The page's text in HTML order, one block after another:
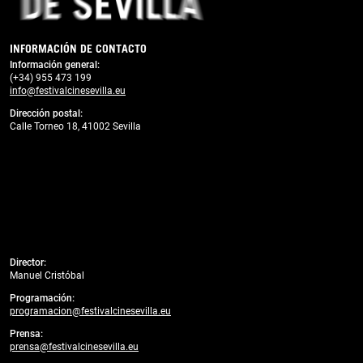
INFORMACIÓN DE CONTACTO
Información general:
(+34) 955 473 199
info@festivalcinesevilla.eu
Dirección postal:
Calle Torneo 18, 41002 Sevilla
Director:
Manuel Cristóbal
Programación:
programacion@festivalcinesevilla.eu
Prensa:
prensa@festivalcinesevilla.eu